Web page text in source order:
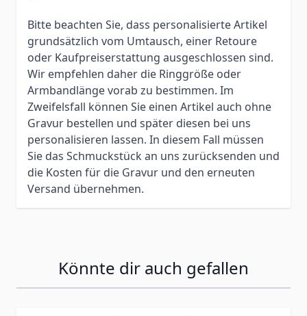
Bitte beachten Sie, dass personalisierte Artikel
grundsätzlich vom Umtausch, einer Retoure
oder Kaufpreiserstattung ausgeschlossen sind.
Wir empfehlen daher die Ringgröße oder
Armbandlänge vorab zu bestimmen. Im
Zweifelsfall können Sie einen Artikel auch ohne
Gravur bestellen und später diesen bei uns
personalisieren lassen. In diesem Fall müssen
Sie das Schmuckstück an uns zurücksenden und
die Kosten für die Gravur und den erneuten
Versand übernehmen.
Könnte dir auch gefallen